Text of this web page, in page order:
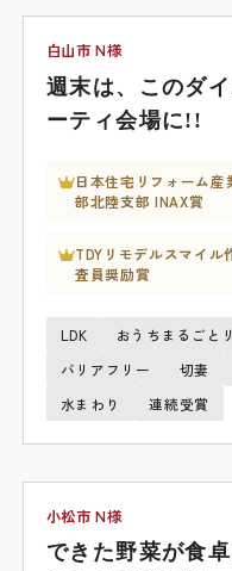
白山市 N様
週末は、このダ
ーティ会場に!!
日本住宅リフォーム
部北陸支部 INAX賞
TDYリモデルスマイ
査員奨励賞
LDK おうちまるごと
バリアフリー
切妻
水まわり
連続受賞
小松市 N様
できた野菜が食